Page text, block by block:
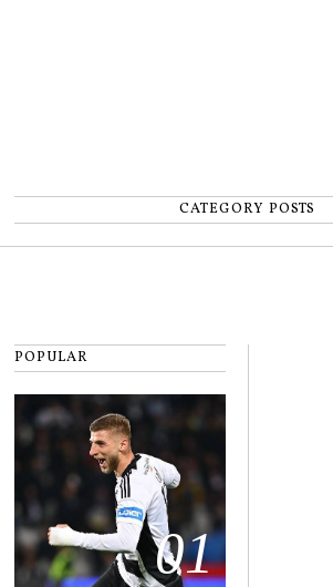
CATEGORY POSTS
POPULAR
01